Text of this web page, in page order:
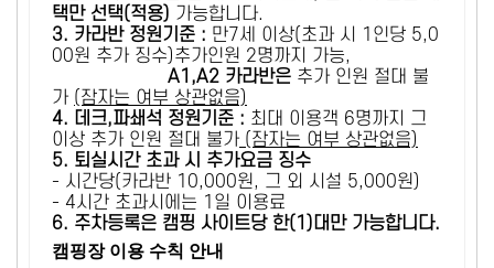
택만 선택(적용) 가능합니다.
3. 카라반 정원기준 : 만7세 이상(초과 시 1인당 5,0
00원 추가 징수)추가인원 2명까지 가능,
A1,A2 카라반은 추가 인원 절대 불
가 (잠자는 여부 상관없음)
4. 데크,파쇄석 정원기준 : ​최대 이용객 6명까지 그
이상 추가 인원 절대 불가 (잠자는 여부 상관없음)
5. 퇴실시간 초과 시 추가요금 징수
- 시간당(카라반 10,000원, 그 외 시설 5,000원)
- 4시간 초과시에는 1일 이용료
6. 주차등록은 캠핑 사이트당 한(1)대만 가능합니다.
캠핑장 이용 수칙 안내